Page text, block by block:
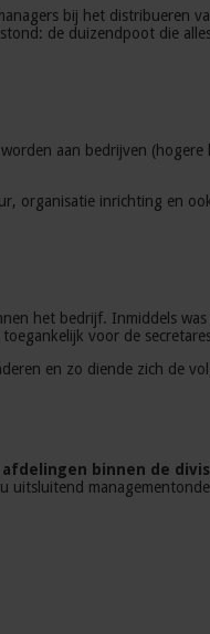
bij het distribueren
de duizendpoot die
aan bedrijven
organisatie inrichting en
het bedrijf. Inmiddels
voor de
en zo diende zich de
binnen de
uitsluitend